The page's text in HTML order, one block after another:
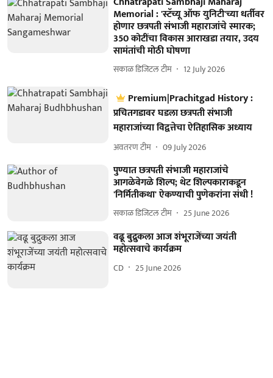
Memorial : 'स्टॅच्यू ऑफ युनिटी'च्या धर्तीवर
होणार छत्रपती संभाजी महाराजांचे स्मारक;
350 कोटींचा विकास आराखडा तयार, उदय
सामंतांची मोठी घोषणा
सकाळ डिजिटल टीम 12 July 2026
Premium|Prachitgad History :
प्रचितगडावर घडला छत्रपती संभाजी
महाराजांच्या विद्वत्तेचा ऐतिहासिक अध्याय
अवतरण टीम 09 July 2026
पुण्यात छत्रपती संभाजी महाराजांचे
आगळेवेगळे शिल्प; थेट शिल्पकाराकडून
'निर्मितीकथा' ऐकण्याची पुणेकरांना संधी !
सकाळ डिजिटल टीम 25 June 2026
वढू बुद्रुकला आज शंभूराजेंच्या जयंती
महोत्सवाचे कार्यक्रम
CD 25 June 2026